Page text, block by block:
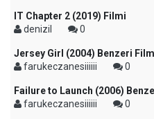
IT Chapter 2 (2019) Filmi
denizil
0
Jersey Girl (2004) Benzeri
farukeczanesiiiiii
0
Failure to Launch (2006)
farukeczanesiiiiii
0